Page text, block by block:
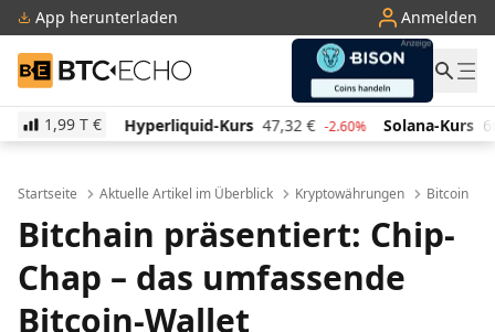
App herunterladen Anmelden
BTC-ECHO
1,99 T €
Hyperliquid-Kurs 47,32 € -2.60% Solana-Kurs 66,18 € 3.30%
Startseite Aktuelle Artikel im Überblick Kryptowährungen Bitcoin
Bitchain präsentiert: Chip-
Chap – das umfassende
Bitcoin-Wallet